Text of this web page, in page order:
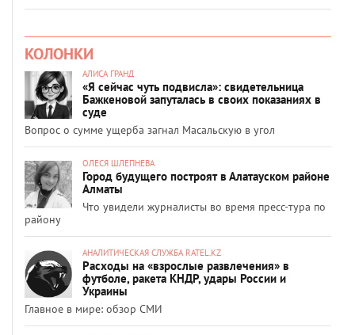
КОЛОНКИ
АЛИСА ГРАНД
«Я сейчас чуть подвисла»: свидетельница
Бажкеновой запуталась в своих показаниях в
суде
Вопрос о сумме ущерба загнал Масальскую в угол
ОЛЕСЯ ШЛЕПНЕВА
Город будущего построят в Алатауском районе
Алматы
Что увидели журналисты во время пресс-тура по
району
АНАЛИТИЧЕСКАЯ СЛУЖБА RATEL.KZ
Расходы на «взрослые развлечения» в
футболе, ракета КНДР, удары России и
Украины
Главное в мире: обзор СМИ